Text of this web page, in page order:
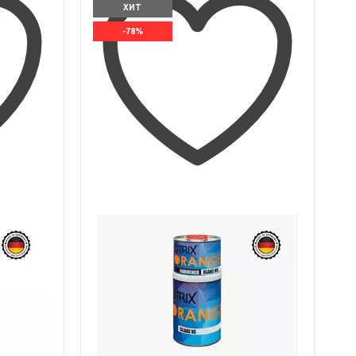
ХИТ
-78%